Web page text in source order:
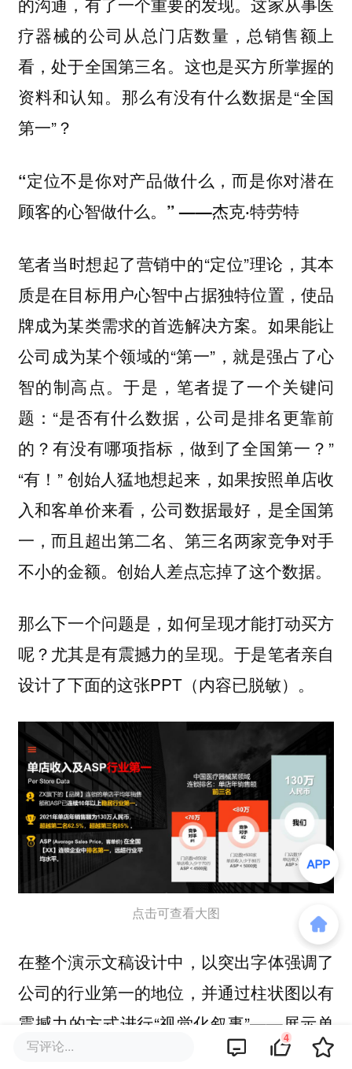
疗器械的公司从总门店数量，总销售额上
看，处于全国第三名。这也是买方所掌握的
资料和认知。那么有没有什么数据是“全国
第一”？
“定位不是你对产品做什么，而是你对潜在
顾客的心智做什么。” ——杰克·特劳特
笔者当时想起了营销中的“定位”理论，其本
质是在目标用户心智中占据独特位置，使品
牌成为某类需求的首选解决方案。如果能让
公司成为某个领域的“第一”，就是强占了心
智的制高点。于是，笔者提了一个关键问
题：“是否有什么数据，公司是排名更靠前
的？有没有哪项指标，做到了全国第一？”
“有！” 创始人猛地想起来，如果按照单店收
入和客单价来看，公司数据最好，是全国第
一，而且超出第二名、第三名两家竞争对手
不小的金额。创始人差点忘掉了这个数据。
那么下一个问题是，如何呈现才能打动买方
呢？尤其是有震撼力的呈现。于是笔者亲自
设计了下面的这张PPT（内容已脱敏）。
点击可查看大图
在整个演示文稿设计中，以突出字体强调了
公司的行业第一的地位，并通过柱状图以有
震撼力的方式进行“视觉化叙事”——展示单
店收入的排名第一，远超过第二和第三名。
写评论... 4